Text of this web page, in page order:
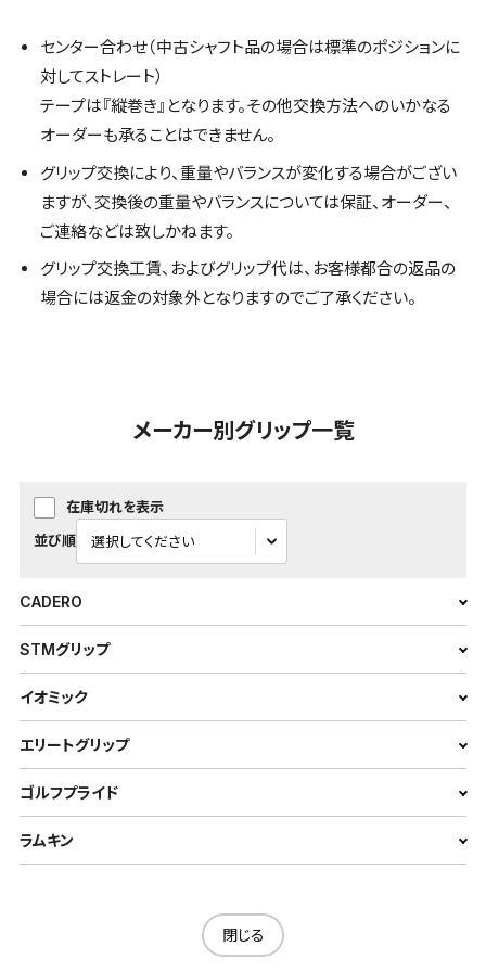
センター合わせ（中古シャフト品の場合は標準のポジションに
対してストレート）
テープは『縦巻き』となります。その他交換方法へのいかなる
オーダーも承ることはできません。
グリップ交換により、重量やバランスが変化する場合がござい
ますが、交換後の重量やバランスについては保証、オーダー、
ご連絡などは致しかねます。
グリップ交換工賃、およびグリップ代は、お客様都合の返品の
場合には返金の対象外となりますのでご了承ください。
メーカー別グリップ一覧
在庫切れを表示
並び順
CADERO
STMグリップ
イオミック
エリートグリップ
ゴルフプライド
ラムキン
閉じる